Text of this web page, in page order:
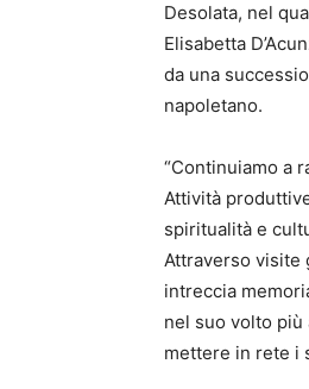
Desolata, nel
Elisabetta
da una
napoletano.
“Continuiamo a
Attività
spiritualità e
Attraverso visite
intreccia
nel suo volto più
mettere in rete i